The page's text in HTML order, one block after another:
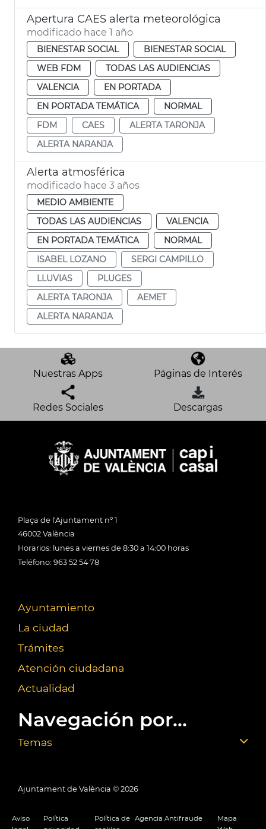
Apertura CAES alerta meteorológica
modificado hace 1 año
BIENESTAR SOCIAL
BIENESTAR SOCIAL
WEB FDM
TODAS LAS AUDIENCIAS
VALENCIA
EN PORTADA
EN PORTADA TEMÁTICA
NORMAL
FDM
CAES
ALERTA TARONJA
ALERTA NARANJA
Alerta atmosférica
modificado hace 3 años
MEDIO AMBIENTE
TODAS LAS AUDIENCIAS
VALENCIA
EN PORTADA TEMÁTICA
NORMAL
ISABEL LOZANO
SERGI CAMPILLO
LLUVIAS
PLUGES
ALERTA TARONJA
AEMET
ALERTA NARANJA
Nuestras Apps Páginas de Interés
Redes Sociales Descargas
Plaça de l'Ajuntament nº 1
46002 València
Horarios: lunes a viernes de 8:30 a 14:00 horas
Teléfono: 963 52 54 78
Ayuntamiento
La ciudad
Trámites
Atención ciudadana
Actualidad
Navegación por...
Temas
Ajuntament de València © 2026
Aviso
Política
Política de Agencia Antifraude
Mapa